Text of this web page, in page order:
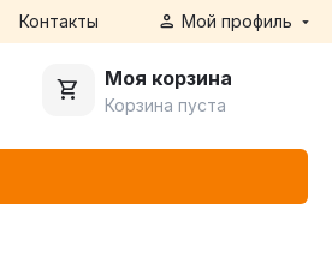
Контакты Мой профиль
Моя корзина
Корзина пуста